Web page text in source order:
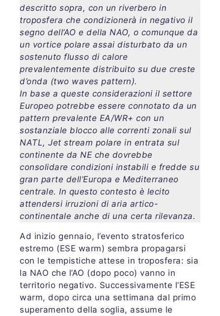
descritto sopra, con un riverbero in
troposfera che condizionerà in negativo il
segno dell’AO e della NAO, o comunque da
un vortice polare assai disturbato da un
sostenuto flusso di calore
prevalentemente distribuito su due creste
d’onda (two waves pattern).
In base a queste considerazioni il settore
Europeo potrebbe essere connotato da un
pattern prevalente EA/WR+ con un
sostanziale blocco alle correnti zonali sul
NATL, Jet stream polare in entrata sul
continente da NE che dovrebbe
consolidare condizioni instabili e fredde su
gran parte dell’Europa e Mediterraneo
centrale. In questo contesto è lecito
attendersi irruzioni di aria artico-
continentale anche di una certa rilevanza.
Ad inizio gennaio, l’evento stratosferico
estremo (ESE warm) sembra propagarsi
con le tempistiche attese in troposfera: sia
la NAO che l’AO (dopo poco) vanno in
territorio negativo. Successivamente l’ESE
warm, dopo circa una settimana dal primo
superamento della soglia, assume le